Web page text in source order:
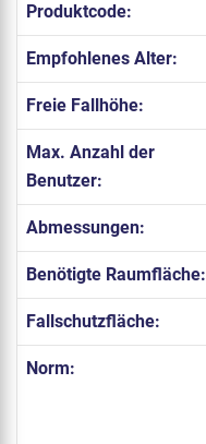
Produktcode:
Empfohlenes Alter:
Freie Fallhöhe:
Max. Anzahl der
Benutzer:
Abmessungen:
Benötigte Raumfläche:
Fallschutzfläche:
Norm: